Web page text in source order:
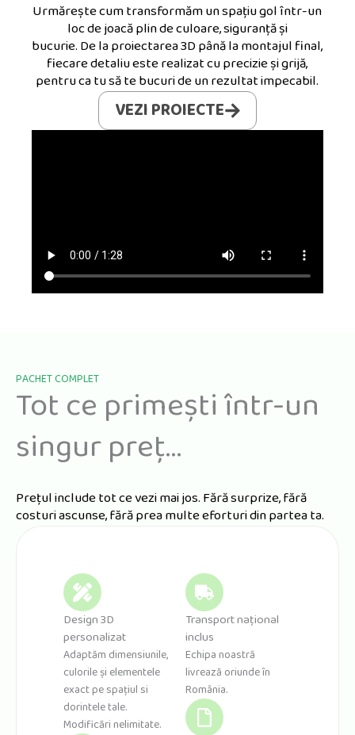
Urmărește cum transformăm un spațiu gol într-un
loc de joacă plin de culoare, siguranță și
bucurie.Dela proiectarea 3D până la montajul final,
fiecare detaliu este realizat cu precizie și grijă,
pentru ca tu să te bucuri de un rezultat impecabil.
VEZI PROIECTE
PACHET COMPLET
Tot ce primești într-un
singur preț...
Prețul include tot ce vezi mai jos. Fără surprize, fără
costuri ascunse, fără prea multe eforturi din partea ta.
Design 3D
personalizat
Adaptăm dimensiunile,
culorile și elementele
exact pe spațiul si
dorintele tale.
Modificări nelimitate.
Transport național
inclus
Echipa noastră
livrează oriunde în
România.